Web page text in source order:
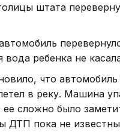
штата
вода ребенка не
что
в реку. Машина
ее сложно было
ДТП пока не